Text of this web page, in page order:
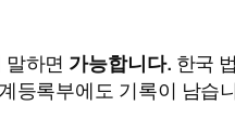
하면 가능합니다. 한국
등록부에도 기록이 남습